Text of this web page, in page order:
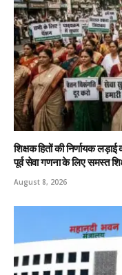
शिक्षक हितों की निर्णायक
पूर्व सेवा गणना के लिए समस्त
August 8, 2026